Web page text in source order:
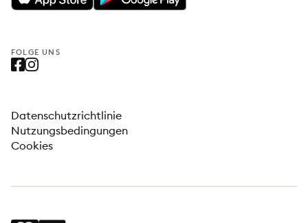
FOLGE UNS
Datenschutzrichtlinie
Nutzungsbedingungen
Cookies